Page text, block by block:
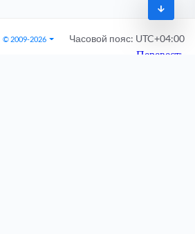
© 2009-2026 Часовой пояс: UTC+04:00